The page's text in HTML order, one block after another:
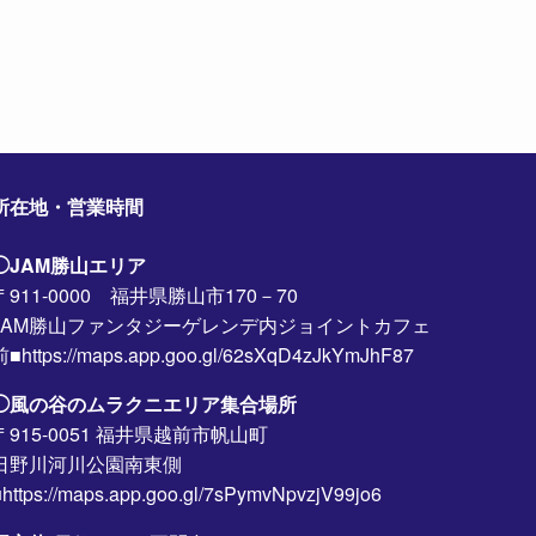
在地・営業時間
勝山エリア
911-0000 福井県勝山市170－70
勝山ファンタジーゲレンデ内ジョイントカフェ
■https://maps.app.goo.gl/62sXqD4zJkYmJhF87
の谷のムラクニエリア集合場所
915-0051 福井県越前市帆山町
野川河川公園南東側
maps.app.goo.gl/7sPymvNpvzjV99jo6